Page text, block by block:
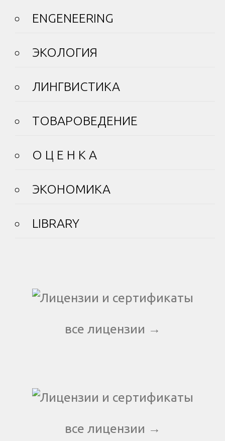
ENGENEERING
ЭКОЛОГИЯ
ЛИНГВИСТИКА
ТОВАРОВЕДЕНИЕ
О Ц Е Н К А
ЭКОНОМИКА
LIBRARY
все лицензии →
все лицензии →